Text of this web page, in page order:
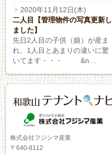
2020年11月12日(木)
二人目【管理物件の写真更新し
ました】
先日2人目の子供（娘）が産ま
れ、1人目とあまりの違いに驚
いてます・・・ &n…
株式会社フジシマ産業
〒640-8112